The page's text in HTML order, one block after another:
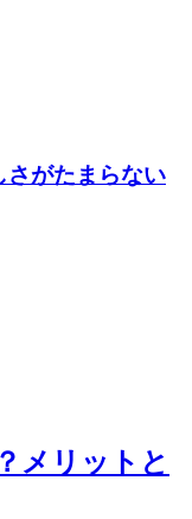
さがたまらない
メリットと